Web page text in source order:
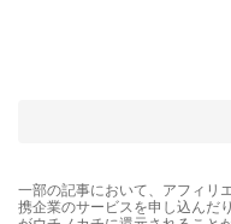
一部の記事において、アフィリ
携企業のサービスを申し込んだ